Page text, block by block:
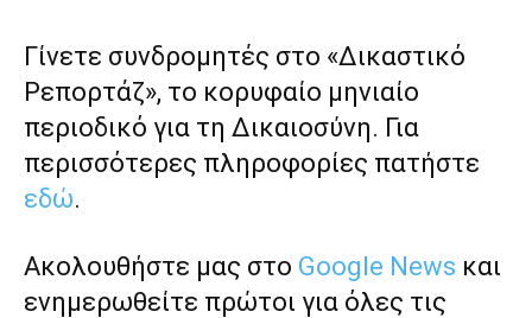
Γίνετε συνδρομητές στο «Δικαστικό
Ρεπορτάζ», το κορυφαίο μηνιαίο
περιοδικό για τη Δικαιοσύνη. Για
περισσότερες πληροφορίες πατήστε
εδώ.
Ακολουθήστε μας στο Google News και
ενημερωθείτε πρώτοι για όλες τις